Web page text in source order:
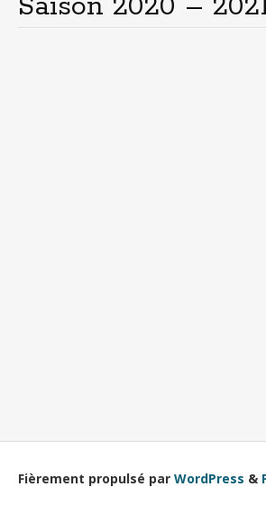
principal
Fièrement propulsé par WordPress &